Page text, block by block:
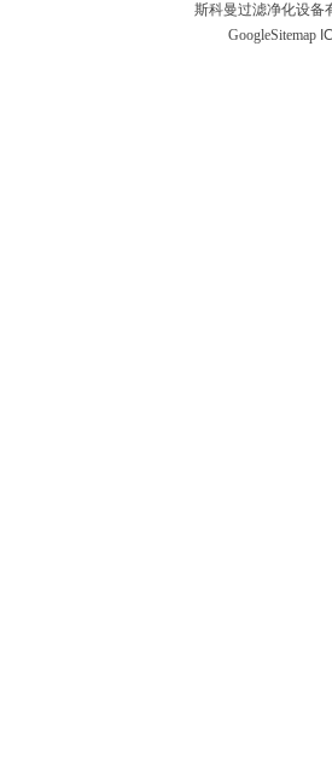
斯科曼过滤净化设备
GoogleSitemap